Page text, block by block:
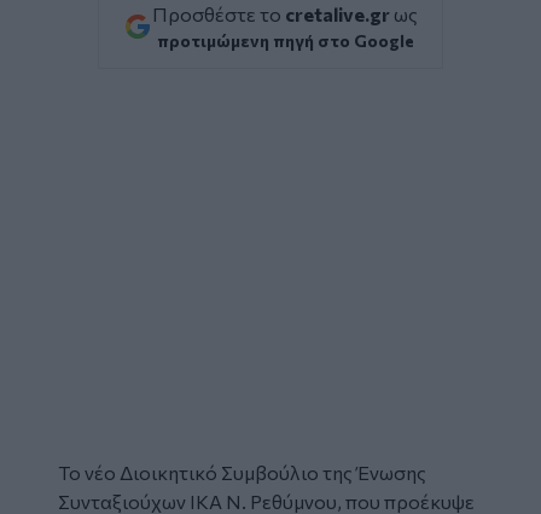
Προσθέστε το cretalive.gr ως
προτιμώμενη πηγή στο Google
Το νέο Διοικητικό Συμβούλιο της Ένωσης
Συνταξιούχων ΙΚΑ Ν. Ρεθύμνου, που προέκυψε